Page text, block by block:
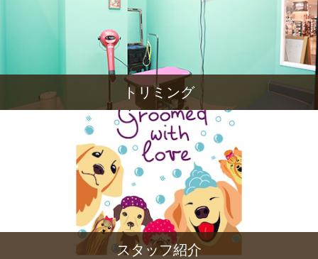
トリミング
スタッフ紹介